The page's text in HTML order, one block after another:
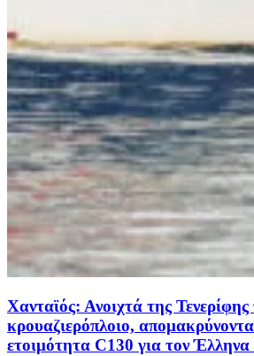
Χανταϊός: Ανοιχτά της Τενερίφης
κρουαζιερόπλοιο,
ετοιμότητα C130 για τον Έλληνα